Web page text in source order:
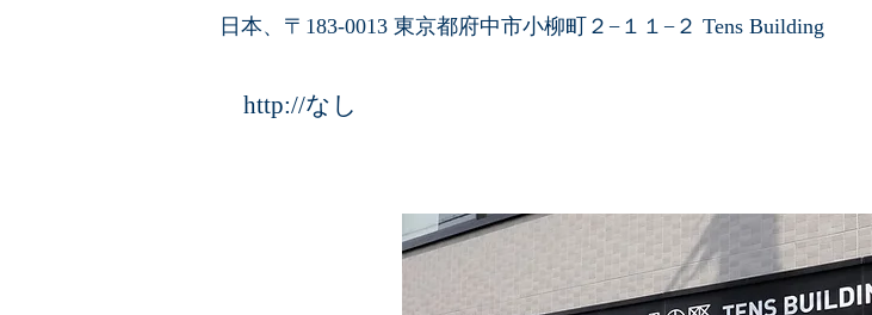
日本、〒183-0013 東京都府中市小柳町２−１１−２ Tens Building
http://なし